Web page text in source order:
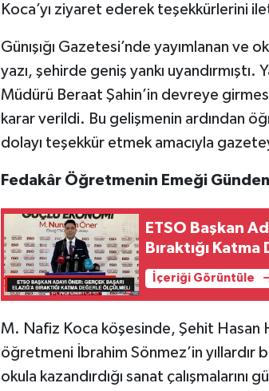
Koca’yı ziyaret ederek teşekkürlerini
Günışığı Gazetesi’nde yayımlanan ve
yazı, şehirde geniş yankı uyandırmıştı.
Müdürü Beraat Şahin’in devreye
karar verildi. Bu gelişmenin ardından
dolayı teşekkür etmek amacıyla
Fedakâr Öğretmenin Emeği
ETSO Başkan
Bıraktığı
İçeriği Görüntüle
M. Nafiz Koca köşesinde, Şehit Hasan
öğretmeni İbrahim Sönmez’in
okula kazandırdığı sanat